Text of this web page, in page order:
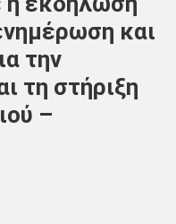
και
την
τη στήριξη
–